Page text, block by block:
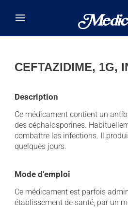
CEFTAZIDIME, 1G,
Description
Ce médicament contient un
des céphalosporines.
combattre les infections. Il
quelques jours.
Mode d'emploi
Ce médicament est parfois
établissement de santé, par un